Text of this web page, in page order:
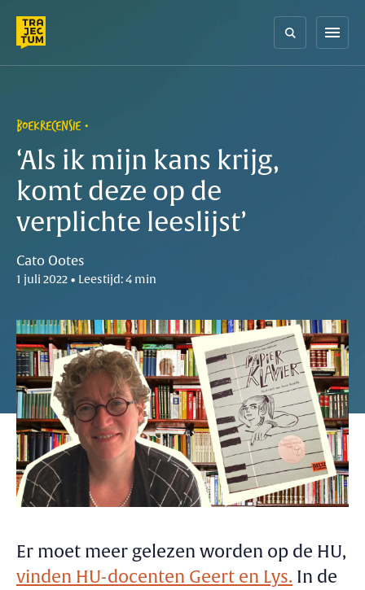
content
menu
BOEKRECENSIE
‘Als ik mijn kans krijg,
komt deze op de
verplichte leeslijst’
Cato Ootes
1 juli 2022 • Leestijd: 4 min
Er moet meer gelezen worden op de HU,
vinden HU-docenten Geert en Lys. In de